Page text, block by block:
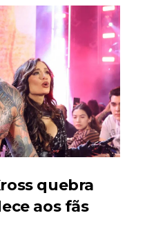
- Saturday
31 July 2026
July 2026
quebra
aos fãs